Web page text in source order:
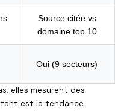
Source citée vs
domaine top 10
Oui (9 secteurs)
elles mesurent des
est la tendance